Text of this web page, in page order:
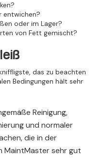
entwichen?
oder im Lager?
von Fett gemischt?
das zu beachten
Bedingungen hält sehr
Reinigung,
und normaler
die in der
MaintMaster sehr gut